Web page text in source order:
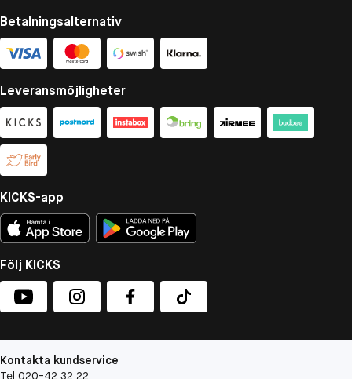
Betalningsalternativ
Leveransmöjligheter
KICKS-app
Följ KICKS
Kontakta kundservice
Tel 020-42 32 22